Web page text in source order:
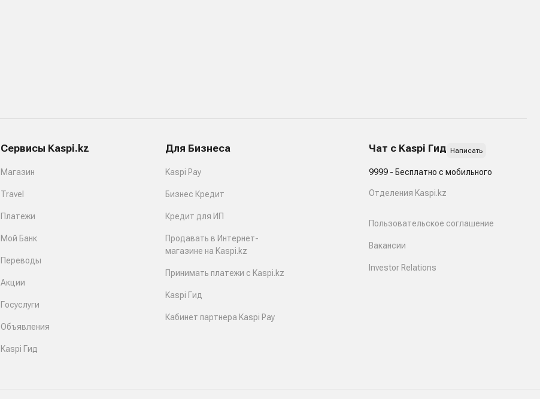
Сервисы Kaspi.kz
Магазин
Travel
Платежи
Мой Банк
Переводы
Акции
Госуслуги
Объявления
Kaspi Гид
Для Бизнеса
Kaspi Pay
Бизнес Кредит
Кредит для ИП
Продавать в Интернет-
магазине на Kaspi.kz
Принимать платежи с Kaspi.kz
Kaspi Гид
Кабинет партнера Kaspi Pay
Чат с Kaspi Гид Написать
9999 - Бесплатно с мобильного
Отделения Kaspi.kz
Пользовательское соглашение
Вакансии
Investor Relations